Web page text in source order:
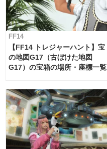
FF14
【FF14 トレジャーハント】宝
の地図G17（古ぼけた地図
G17）の宝箱の場所・座標一覧